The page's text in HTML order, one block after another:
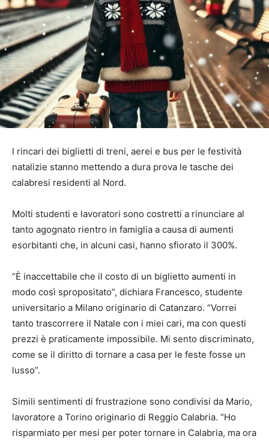
I rincari dei biglietti di treni, aerei e bus per le festività
natalizie stanno mettendo a dura prova le tasche dei
calabresi residenti al Nord.
Molti studenti e lavoratori sono costretti a rinunciare al
tanto agognato rientro in famiglia a causa di aumenti
esorbitanti che, in alcuni casi, hanno sfiorato il 300%.
“È inaccettabile che il costo di un biglietto aumenti in
modo così spropositato”, dichiara Francesco, studente
universitario a Milano originario di Catanzaro. “Vorrei
tanto trascorrere il Natale con i miei cari, ma con questi
prezzi è praticamente impossibile. Mi sento discriminato,
come se il diritto di tornare a casa per le feste fosse un
lusso”.
Simili sentimenti di frustrazione sono condivisi da Mario,
lavoratore a Torino originario di Reggio Calabria. “Ho
risparmiato per mesi per poter tornare in Calabria, ma ora